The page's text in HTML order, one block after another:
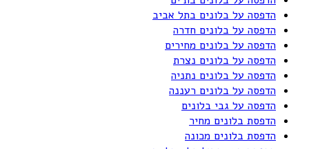
הדפסה על בלונים בתל אביב
הדפסה על בלונים חדרה
הדפסה על בלונים מחירים
הדפסה על בלונים נצרת
הדפסה על בלונים נתניה
הדפסה על בלונים רעננה
הדפסה על גבי בלונים
הדפסת בלונים מחיר
הדפסת בלונים מכונה